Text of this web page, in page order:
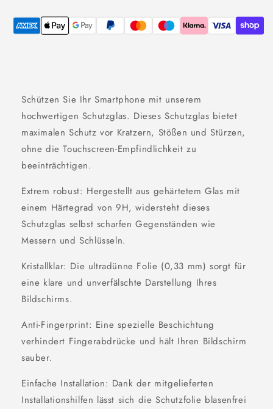
Schutzglas
-
-
passend
für
iPhone
16
Pro
Schutzglas
-
-
passend
für
iPhone
16
Schützen Sie Ihr Smartphone mit unserem
hochwertigen Schutzglas. Dieses Schutzglas bietet
maximalen Schutz vor Kratzern, Stößen und Stürzen,
ohne die Touchscreen-Empfindlichkeit zu
beeinträchtigen.
Extrem robust: Hergestellt aus gehärtetem Glas mit
einem Härtegrad von 9H, widersteht dieses
Schutzglas selbst scharfen Gegenständen wie
Messern und Schlüsseln.
Kristallklar: Die ultradünne Folie (0,33 mm) sorgt für
eine klare und unverfälschte Darstellung Ihres
Bildschirms.
Anti-Fingerprint: Eine spezielle Beschichtung
verhindert Fingerabdrücke und hält Ihren Bildschirm
sauber.
Einfache Installation: Dank der mitgelieferten
Installationshilfen lässt sich die Schutzfolie blasenfrei